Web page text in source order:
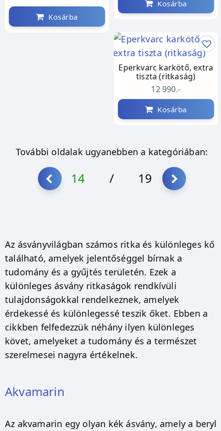
Kosárba
Kosárba
Eperkvarc karkötő, extra
tiszta (ritkaság)
12 990.-
Kosárba
További oldalak ugyanebben a kategóriában:
14 / 19
Az ásványvilágban számos ritka és különleges kő
található, amelyek jelentőséggel bírnak a
tudomány és a gyűjtés területén. Ezek a
különleges ásvány ritkaságok rendkívüli
tulajdonságokkal rendelkeznek, amelyek
érdekessé és különlegessé teszik őket. Ebben a
cikkben felfedezzük néhány ilyen különleges
követ, amelyeket a tudomány és a természet
szerelmesei nagyra értékelnek.
Akvamarin
Az akvamarin egy olyan kék ásvány, amely a beryl